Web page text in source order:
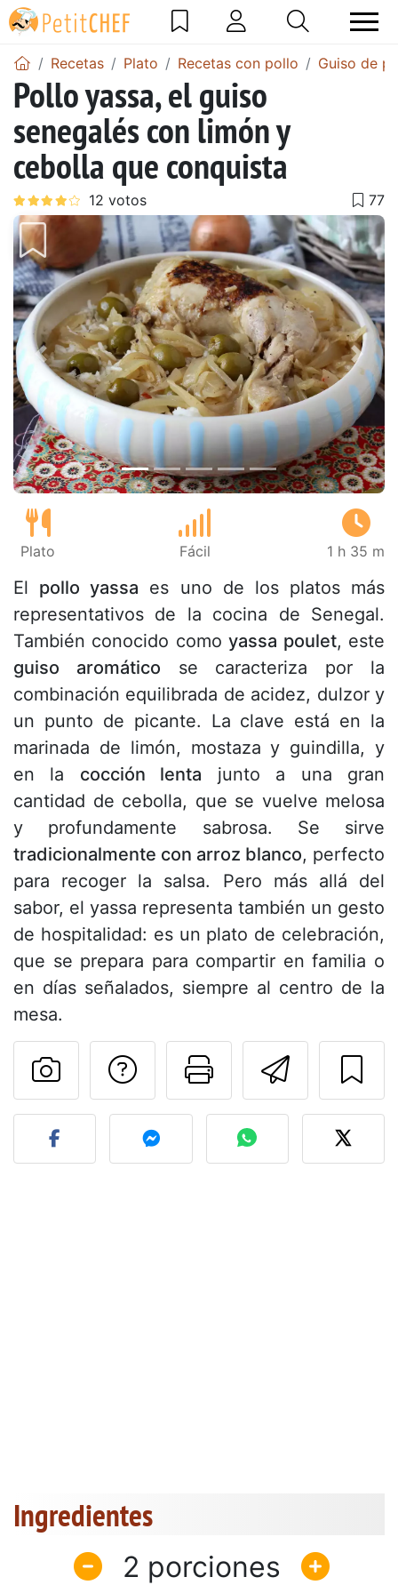
Recetas Plato Recetas con pollo Guiso de
Pollo yassa, el guiso
senegalés con limón y
cebolla que conquista
Anterior
Plato Fácil 1 h 35 m
El pollo yassa es uno de los platos más
representativos de la cocina de Senegal.
También conocido comoyassa poulet, este
guiso aromático se caracteriza por la
combinación equilibrada de acidez, dulzor y
un punto de picante. La clave está en la
marinada de limón, mostaza y guindilla, y
en la cocción lenta junto a una gran
cantidad de cebolla, que se vuelve melosa
y profundamente sabrosa. Se sirve
tradicionalmente con arroz blanco, perfecto
para recoger la salsa. Pero más allá del
sabor, el yassa representa también un gesto
de hospitalidad: es un plato de celebración,
que se prepara para compartir en familia o
en días señalados, siempre al centro de la
mesa.
Imprimir
Preguntar al autor
Publicar la foto de esta
Ingredientes
2